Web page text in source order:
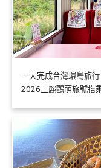
一天完成台灣環島旅
2026三麗鷗萌旅號搭